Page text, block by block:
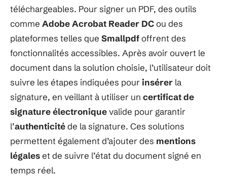
téléchargeables. Pour signer un PDF, des outils
comme Adobe Acrobat Reader DCou des
plateformes telles que Smallpdfoffrent des
fonctionnalités accessibles. Après avoir ouvert le
document dans la solution choisie, l’utilisateur doit
suivre les étapes indiquées pourinsérer la
signature, en veillant à utiliser un certificat de
signature électroniquevalide pour garantir
l’authenticitéde la signature. Ces solutions
permettent également d’ajouter des mentions
légaleset de suivre l’état du document signé en
temps réel.